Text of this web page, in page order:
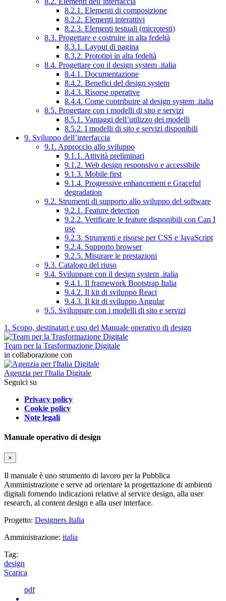
8.2.1. Elementi di composizione
8.2.2. Elementi interattivi
8.2.3. Elementi testuali (microtesti)
8.3. Progettare e costruire in alta fedeltà
8.3.1. Layout di pagina
8.3.2. Prototipi in alta fedeltà
8.4. Progettare con il design system .italia
8.4.1. Documentazione
8.4.2. Benefici del design system
8.4.3. Risorse operative
8.4.4. Come contribuire al design system .italia
8.5. Progettare con i modelli di sito e servizi
8.5.1. Vantaggi dell’utilizzo dei modelli
8.5.2. I modelli di sito e servizi disponibili
9. Sviluppo dell’interfaccia
9.1. Approccio allo sviluppo
9.1.1. Attività preliminari
9.1.2. Web design responsivo e accessibile
9.1.3. Mobile first
9.1.4. Progressive enhancement e Graceful
degradation
9.2. Strumenti di supporto allo sviluppo del software
9.2.1. Feature detection
9.2.2. Verificare le feature disponibili con Can I
use
9.2.3. Strumenti e risorse per CSS e JavaScript
9.2.4. Supporto browser
9.2.5. Misurare le prestazioni
9.3. Catalogo del riuso
9.4. Sviluppare con il design system .italia
9.4.1. Il framework Bootstrap Italia
9.4.2. Il kit di sviluppo React
9.4.3. Il kit di sviluppo Angular
9.5. Sviluppare con i modelli di sito e servizi
1. Scopo, destinatari e uso del Manuale operativo di design
Team per la Trasformazione Digitale
in collaborazione con
Agenzia per l'Italia Digitale
Seguici su
Privacy policy
Cookie policy
Note legali
Manuale operativo di design
×
Il manuale è uno strumento di lavoro per la Pubblica
Amministrazione e serve ad orientare la progettazione di ambienti
digitali fornendo indicazioni relative al service design, alla user
research, al content design e alla user interface.
Progetto: Designers Italia
Amministrazione: italia
Tag:
design
Scarica
pdf